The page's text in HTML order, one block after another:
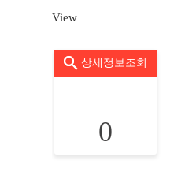
View
상세정보조회
0